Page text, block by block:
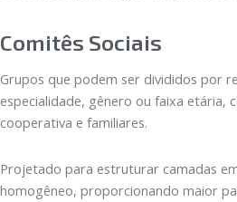
Comitês Sociais
Grupos que podem ser divididos por
especialidade, gênero ou faixa etária,
cooperativa e familiares.
Projetado para estruturar camadas
homogêneo, proporcionando maior